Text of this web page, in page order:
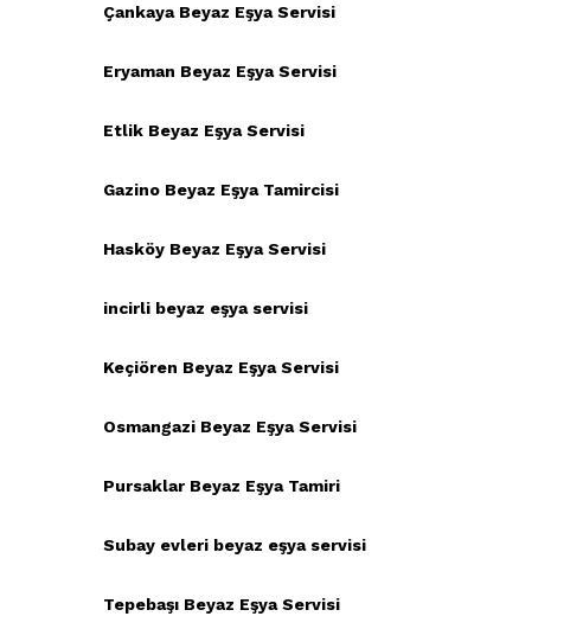
Çankaya Beyaz Eşya Servisi
Eryaman Beyaz Eşya Servisi
Etlik Beyaz Eşya Servisi
Gazino Beyaz Eşya Tamircisi
Hasköy Beyaz Eşya Servisi
incirli beyaz eşya servisi
Keçiören Beyaz Eşya Servisi
Osmangazi Beyaz Eşya Servisi
Pursaklar Beyaz Eşya Tamiri
Subay evleri beyaz eşya servisi
Tepebaşı Beyaz Eşya Servisi